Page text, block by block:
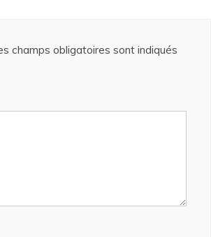
champs obligatoires sont indiqués